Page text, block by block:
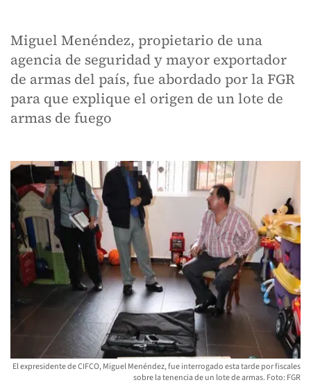
Miguel Menéndez, propietario de una
agencia de seguridad y mayor exportador
de armas del país, fue abordado por la FGR
para que explique el origen de un lote de
armas de fuego
El expresidente de CIFCO, Miguel Menéndez, fue interrogado esta tarde por fiscales
sobre la tenencia de un lote de armas. Foto: FGR